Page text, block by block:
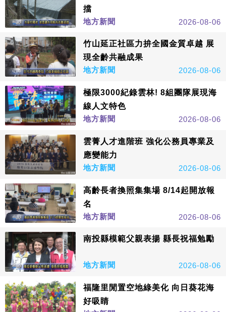
擋
地方新聞
2026-08-06
竹山延正社區力拚全國金質卓越 展
現全齡共融成果
地方新聞
2026-08-06
極限3000紀錄雲林! 8組團隊展現海
線人文特色
地方新聞
2026-08-06
雲菁人才進階班 強化公務員專業及
應變能力
地方新聞
2026-08-06
高齡長者換照集集場 8/14起開放報
名
地方新聞
2026-08-06
南投縣模範父親表揚 縣長祝福勉勵
地方新聞 2026-08-06
福隆里閒置空地綠美化 向日葵花海
好吸睛